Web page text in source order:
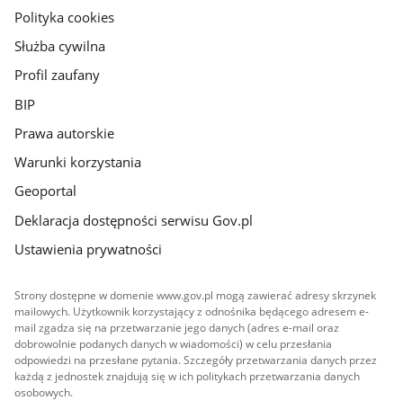
gov.pl
Polityka cookies
Służba cywilna
Profil zaufany
BIP
Prawa autorskie
Warunki korzystania
Geoportal
Deklaracja dostępności serwisu Gov.pl
Ustawienia prywatności
Strony dostępne w domenie www.gov.pl mogą zawierać adresy skrzynek
mailowych. Użytkownik korzystający z odnośnika będącego adresem e-
mail zgadza się na przetwarzanie jego danych (adres e-mail oraz
dobrowolnie podanych danych w wiadomości) w celu przesłania
odpowiedzi na przesłane pytania. Szczegóły przetwarzania danych przez
każdą z jednostek znajdują się w ich politykach przetwarzania danych
osobowych.